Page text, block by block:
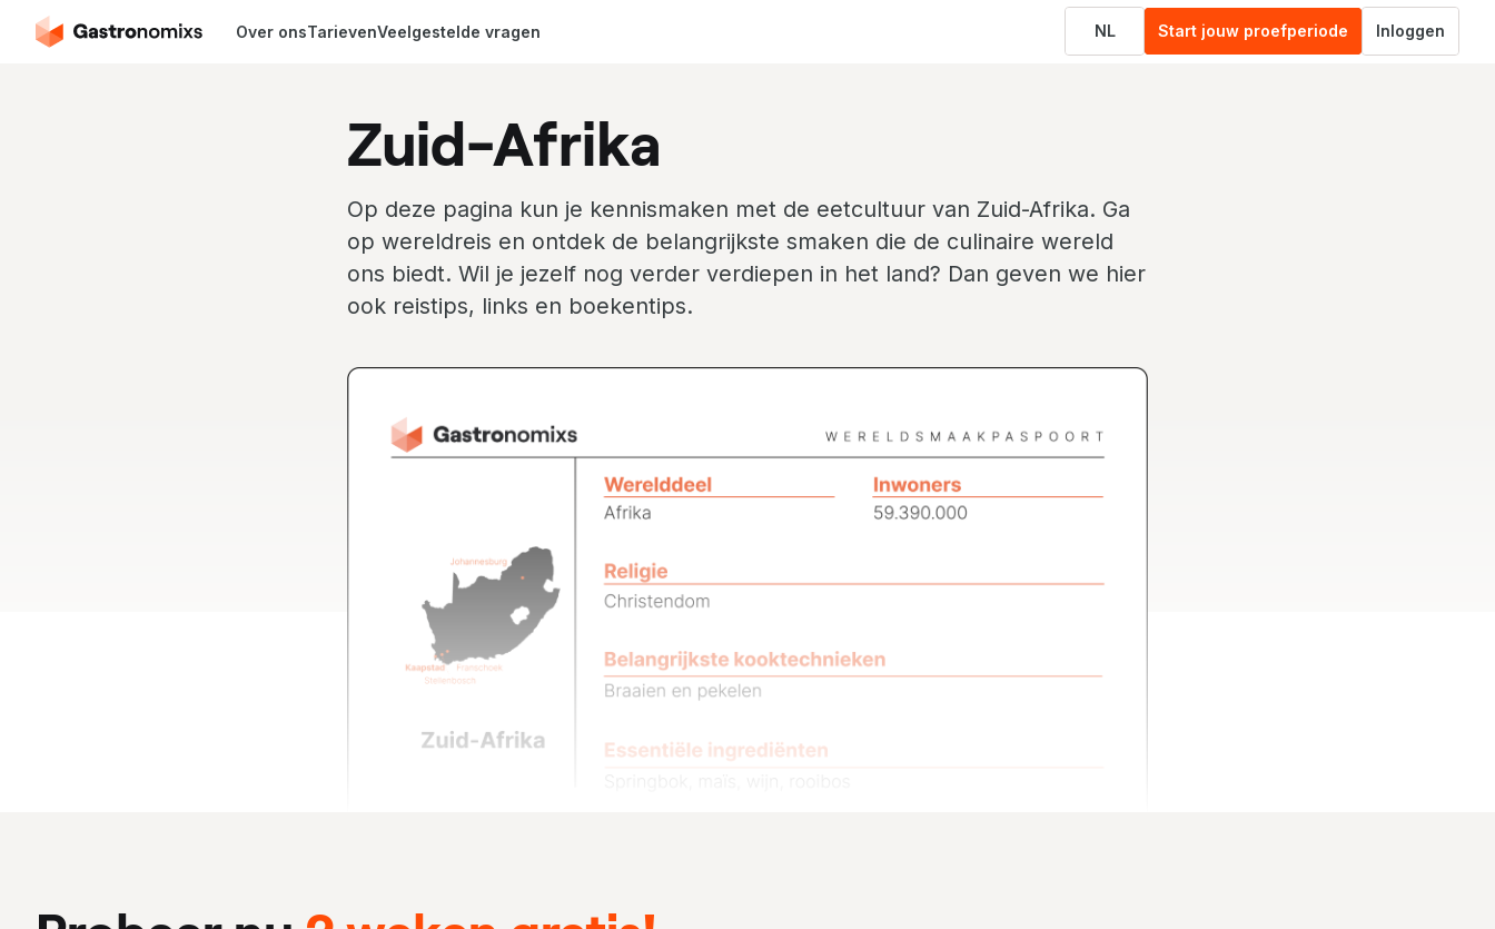
Over onsTarievenVeelgestelde vragen NL Start jouw proefperiode Inloggen
Zuid-Afrika
Op deze pagina kun je kennismaken met de eetcultuur van Zuid-Afrika. Ga
op wereldreis en ontdek de belangrijkste smaken die de culinaire wereld
ons biedt. Wil je jezelf nog verder verdiepen in het land? Dan geven we hier
ook reistips, links en boekentips.